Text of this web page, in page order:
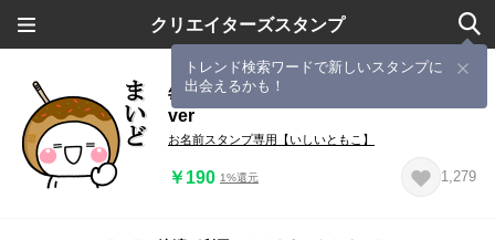
クリエイターズスタンプ
トレンド検索ワードで新しいスタンプに
出会えるかも！
毎日使えるやん♡大人の大阪弁大人
ver
お名前スタンプ専用【いしいともこ】
￥190 1%還元 1,279